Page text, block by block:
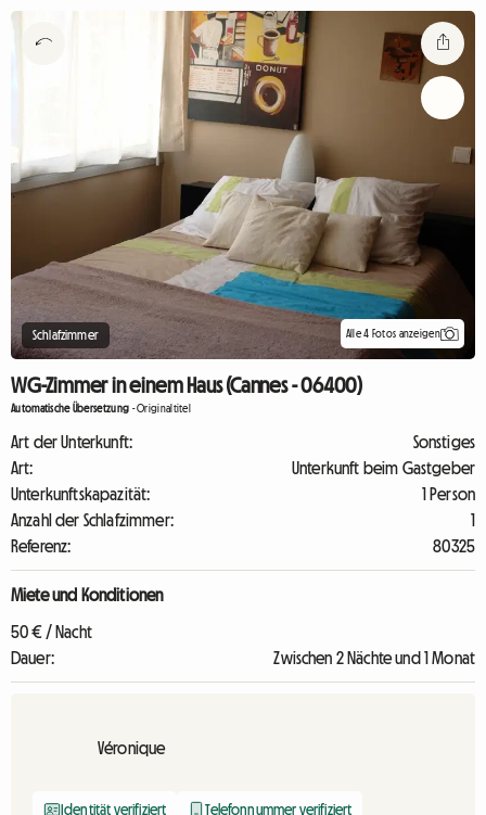
Schlafzimmer Alle 4 Fotos anzeigen
WG-Zimmer in einem Haus (Cannes - 06400)
Automatische Übersetzung -Originaltitel
Art der Unterkunft:
Sonstiges
Art:
Unterkunft beim Gastgeber
Unterkunftskapazität:
1 Person
Anzahl der Schlafzimmer:
1
Referenz:
80325
Miete und Konditionen
50 € / Nacht
Dauer:
Zwischen 2 Nächte und 1 Monat
Véronique
Identität verifiziert Telefonnummer verifiziert